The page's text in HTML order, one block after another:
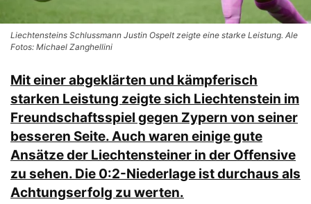
Liechtensteins Schlussmann Justin Ospelt zeigte eine starke Leistung. Ale
Fotos: Michael Zanghellini
Mit einer abgeklärten und kämpferisch
starken Leistung zeigte sich Liechtenstein im
Freundschaftsspiel gegen Zypern von seiner
besseren Seite. Auch waren einige gute
Ansätze der Liechtensteiner in der Offensive
zu sehen. Die 0:2-Niederlage ist durchaus als
Achtungserfolg zu werten.